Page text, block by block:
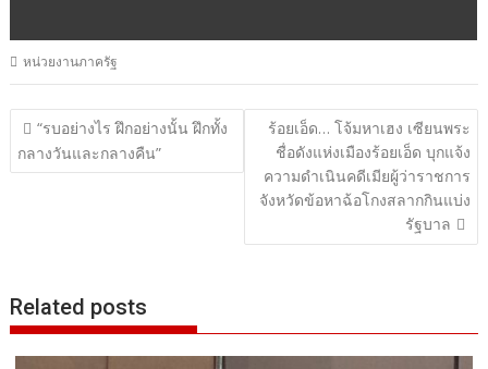
หน่วยงานภาครัฐ
แนะแนว
เรื่อง
“รบอย่างไร ฝึกอย่างนั้น ฝึกทั้ง
กลางวันและกลางคืน”
ร้อยเอ็ด… โจ้มหาเฮง เซียนพระ
ชื่อดังแห่งเมืองร้อยเอ็ด บุกแจ้ง
ความดำเนินคดีเมียผู้ว่าราชการ
จังหวัดข้อหาฉ้อโกงสลากกินแบ่ง
รัฐบาล
Related posts